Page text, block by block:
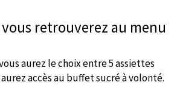
retrouverez au menu
aurez le choix entre 5 assiettes
accès au buffet sucré à volonté.